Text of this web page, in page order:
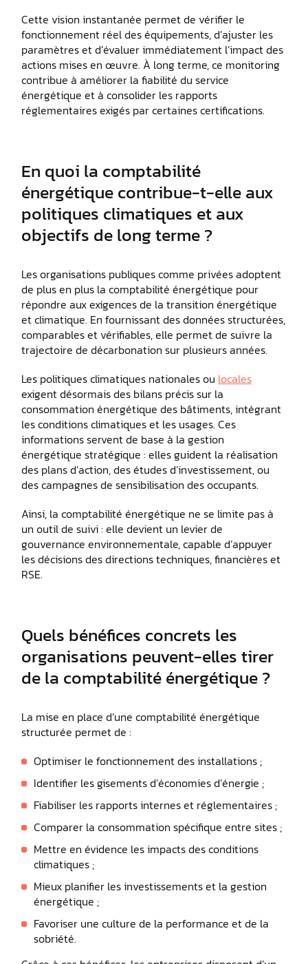
Cette vision instantanée permet de vérifier le
fonctionnement réel des équipements, d’ajuster les
paramètres et d’évaluer immédiatement l’impact des
actions mises en œuvre. À long terme, ce monitoring
contribue à améliorer la fiabilité du service
énergétique et à consolider les rapports
réglementaires exigés par certaines certifications.
En quoi la comptabilité
énergétique contribue-t-elle aux
politiques climatiques et aux
objectifs de long terme ?
Les organisations publiques comme privées adoptent
de plus en plus la comptabilité énergétique pour
répondre aux exigences de la transition énergétique
et climatique. En fournissant des données structurées,
comparables et vérifiables, elle permet de suivre la
trajectoire de décarbonation sur plusieurs années.
Les politiques climatiques nationales ou locales
exigent désormais des bilans précis sur la
consommation énergétique des bâtiments, intégrant
les conditions climatiques et les usages. Ces
informations servent de base à la gestion
énergétique stratégique : elles guident la réalisation
des plans d’action, des études d’investissement, ou
des campagnes de sensibilisation des occupants.
Ainsi, la comptabilité énergétique ne se limite pas à
un outil de suivi : elle devient un levier de
gouvernance environnementale, capable d’appuyer
les décisions des directions techniques, financières et
RSE.
Quels bénéfices concrets les
organisations peuvent-elles tirer
de la comptabilité énergétique ?
La mise en place d’une comptabilité énergétique
structurée permet de :
Optimiser le fonctionnement des installations ;
Identifier les gisements d’économies d’énergie ;
Fiabiliser les rapports internes et réglementaires ;
Comparer la consommation spécifique entre sites ;
Mettre en évidence les impacts des conditions
climatiques ;
Mieux planifier les investissements et la gestion
énergétique ;
Favoriser une culture de la performance et de la
sobriété.